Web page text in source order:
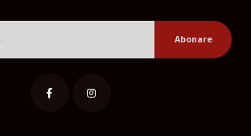
Abonare